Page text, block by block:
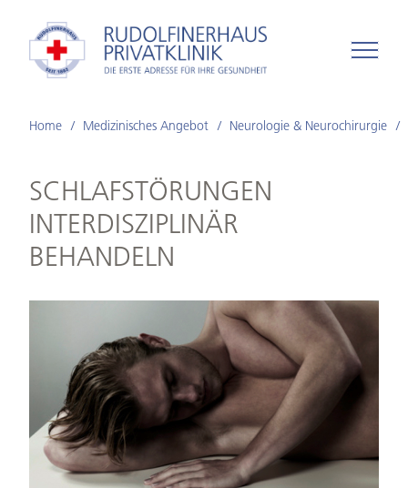
SCHLAFSTÖRUNGEN
INTERDISZIPLINÄR
BEHANDELN
Home Medizinisches Angebot Neurologie & Neurochirurgie